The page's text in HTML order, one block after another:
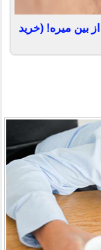
با این روش در 3 هفته از بین میره! (خرید